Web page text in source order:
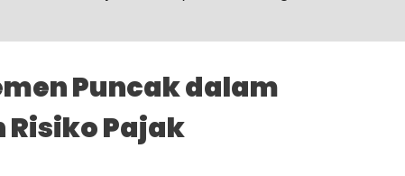
Puncak dalam
Pajak